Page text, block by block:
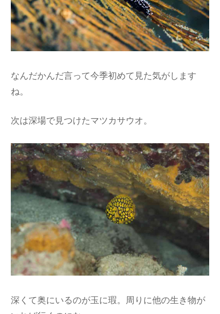
なんだかんだ言って今季初めて見た気がします
ね。
次は深場で見つけたマツカサウオ。
深くて奥にいるのが玉に瑕。周りに他の生き物が